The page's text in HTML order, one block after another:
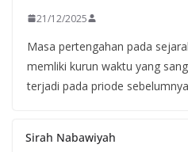
21/12/2025
Masa pertengahan pada
memliki kurun waktu yang
terjadi pada priode
Sirah Nabawiyah